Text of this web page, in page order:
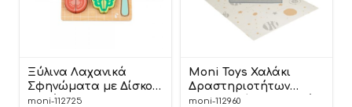
Ξύλινα Λαχανικά
Σφηνώματα με Δίσκο
Κοπής HP020
moni-112725
Moni Toys Χαλάκι
Δραστηριοτήτων
Αναδιπλούμενο Διπλής
moni-112960